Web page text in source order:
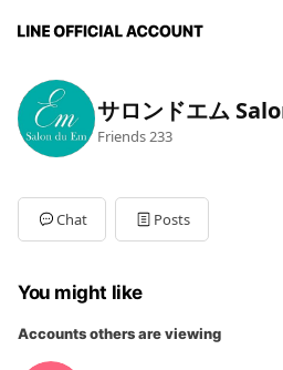
サロンドエム
Friends 233
Chat Posts
You might like
Accounts others are viewing